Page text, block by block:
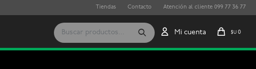
$U 0
Tiendas Contacto Atención al cliente 099 77 36 77